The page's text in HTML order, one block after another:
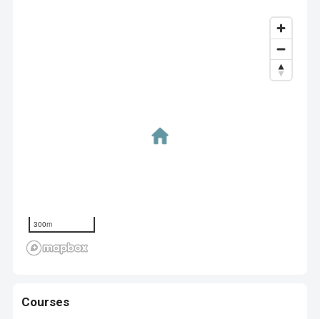
300m
Courses